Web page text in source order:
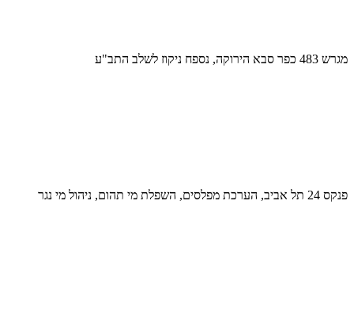
מגרש 483 כפר סבא הירוקה, נספח ניקוז לשלב התב"ע
פנקס 24 תל אביב, הערכת מפלסים, השפלת מי תהום, ניהול מי נגר